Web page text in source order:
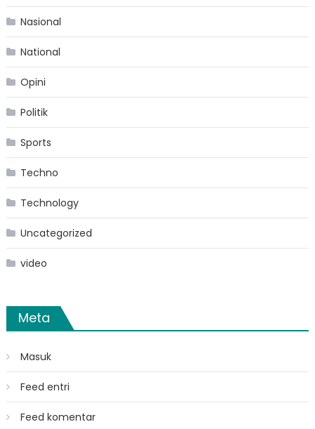
Nasional
National
Opini
Politik
Sports
Techno
Technology
Uncategorized
video
Meta
Masuk
Feed entri
Feed komentar